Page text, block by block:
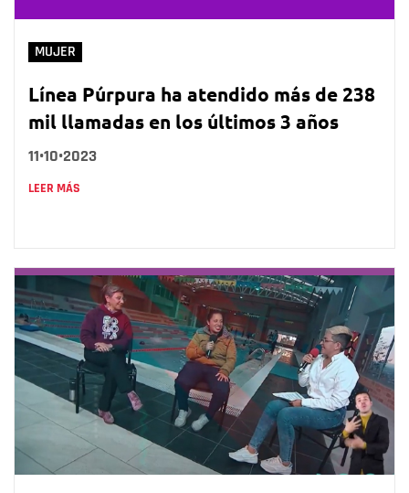
MUJER
Línea Púrpura ha atendido más de 238
mil llamadas en los últimos 3 años
11•10•2023
LEER MÁS